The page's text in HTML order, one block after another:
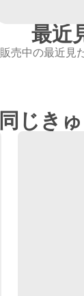
最近
販売中の最近見
同じき